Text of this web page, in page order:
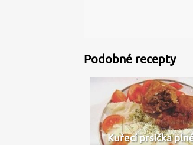
Podobné recepty
Kuřecí prsíčka